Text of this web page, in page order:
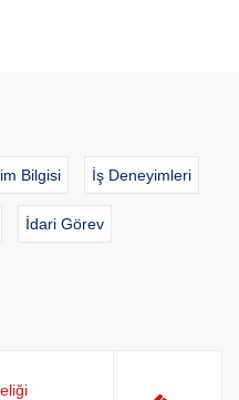
Bilgisi İş Deneyimleri
İdari Görev